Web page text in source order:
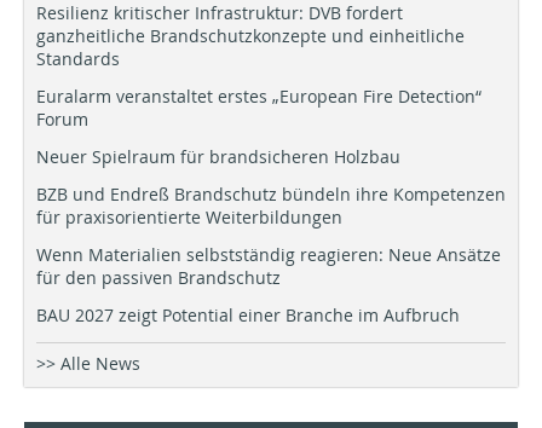
Resilienz kritischer Infrastruktur: DVB fordert
ganzheitliche Brandschutzkonzepte und einheitliche
Standards
Euralarm veranstaltet erstes „European Fire Detection“
Forum
Neuer Spielraum für brandsicheren Holzbau
BZB und Endreß Brandschutz bündeln ihre Kompetenzen
für praxisorientierte Weiterbildungen
Wenn Materialien selbstständig reagieren: Neue Ansätze
für den passiven Brandschutz
BAU 2027 zeigt Potential einer Branche im Aufbruch
>> Alle News